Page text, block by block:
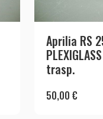
Aprilia RS
trasp.
50,00 €